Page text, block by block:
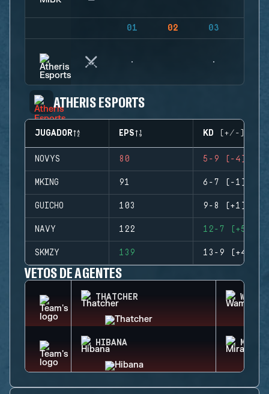
01 02 03
ATHERIS ESPORTS
JUGADOR EPS KD (+/-)
NOVYS 80 5-9 (-4)
MKING 91 6-7 (-1)
GUICHO 103 9-8 (+1)
NAVY 122 12-7 (+5)
SKMZY 139 13-9 (+4)
VETOS DE AGENTES
THATCHER WAMAI
HIBANA MIRA